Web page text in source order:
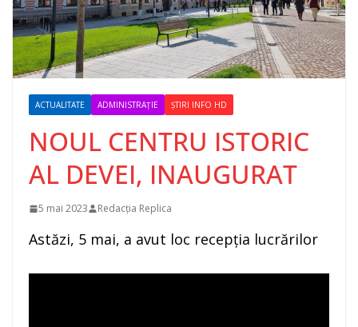
ACTUALITATE ADMINISTRAȚIE ȘTIRI INFO HD
NOUL CENTRU ISTORIC
AL DEVEI, INAUGURAT
5 mai 2023 Redacția Replica
Astăzi, 5 mai, a avut loc recepția lucrărilor